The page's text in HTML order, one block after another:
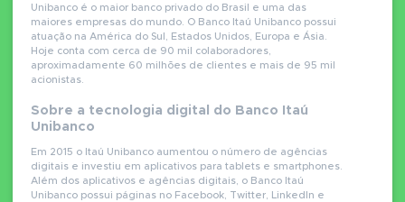
Unibanco é o maior banco privado do Brasil e uma das
maiores empresas do mundo. O Banco Itaú Unibanco possui
atuação na América do Sul, Estados Unidos, Europa e Ásia.
Hoje conta com cerca de 90 mil colaboradores,
aproximadamente 60 milhões de clientes e mais de 95 mil
acionistas.
Sobre a tecnologia digital do Banco Itaú
Unibanco
Em 2015 o Itaú Unibanco aumentou o número de agências
digitais e investiu em aplicativos para tablets e smartphones.
Além dos aplicativos e agências digitais, o Banco Itaú
Unibanco possui páginas no Facebook, Twitter, LinkedIn e